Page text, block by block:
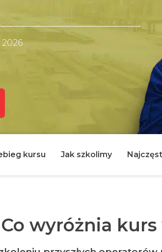
kursu Jak szkolimy
Co wyróżnia kurs